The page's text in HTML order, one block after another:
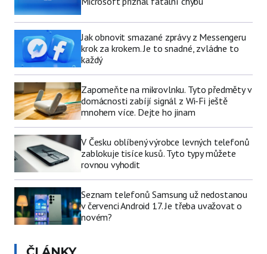
Jak obnovit smazané zprávy z Messengeru
krok za krokem. Je to snadné, zvládne to
každý
Zapomeňte na mikrovlnku. Tyto předměty v
domácnosti zabíjí signál z Wi-Fi ještě
mnohem více. Dejte ho jinam
V Česku oblíbený výrobce levných telefonů
zablokuje tisíce kusů. Tyto typy můžete
rovnou vyhodit
Seznam telefonů Samsung už nedostanou
v červenci Android 17. Je třeba uvažovat o
novém?